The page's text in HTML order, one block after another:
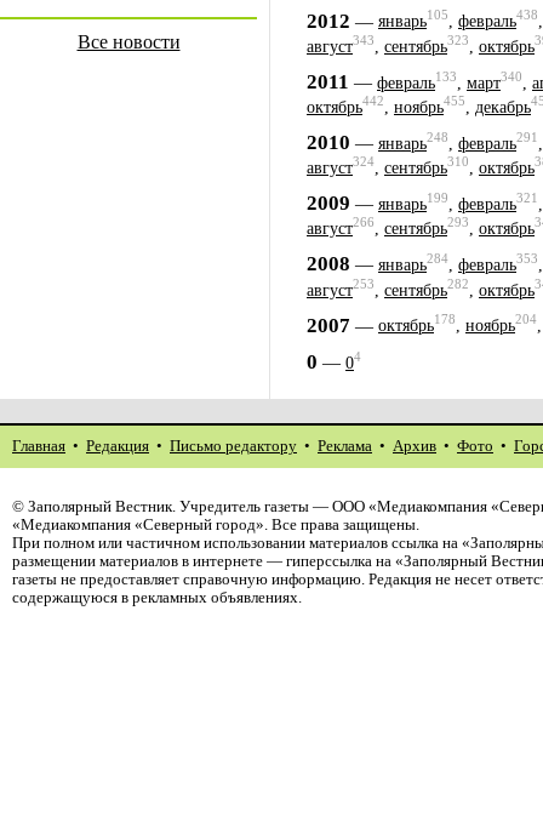
Все новости
2012 — январь105, февраль438
август343, сентябрь323, октябрь
2011 — февраль133 март340
октябрь442, ноябрь455, декабрь
2010 — январь248 февраль291
август324, сентябрь310, октябрь
2009 — январь199 февраль321
август266, сентябрь293, октябрь
2008 — январь284 февраль353
август253 сентябрь282 октябрь
2007 — октябрь178, ноябрь204
0 — 04
Главная • Редакция • Письмо редактору • Реклама • Архив • Фото •
© Заполярный Вестник. Учредитель газеты — ООО «Медиакомпания
«Медиакомпания «Северный город». Все права защищены.
При полном или частичном использовании материалов ссылка на
размещении материалов в интернете — гиперссылка на «Заполярный
газеты не предоставляет справочную информацию. Редакция не несет
содержащуюся в рекламных объявлениях.